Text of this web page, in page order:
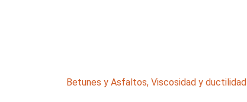
Betunes y Asfaltos, Viscosidad y ductilidad